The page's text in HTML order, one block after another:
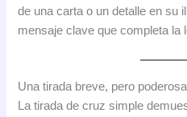
de una carta o un detalle en su
mensaje clave que completa la
Una tirada breve, pero poderosa
La tirada de cruz simple